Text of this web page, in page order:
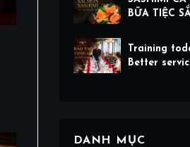
NGÀO
BỮA TIỆC
TỪNG THỚ
Training
Better
DANH MỤC